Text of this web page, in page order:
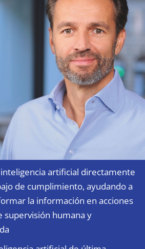
inteligencia artificial directamente
de cumplimiento, ayudando a
la información en acciones
supervisión humana y